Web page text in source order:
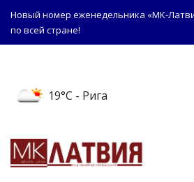
Новый номер еженедельника «МК-
по всей стране!
19°C - Рига